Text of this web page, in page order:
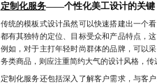
定制化服务——个性化美工设计的关键
传统的模板式设计虽然可以快速搭建出一个
都有其独特的定位、目标受众和产品特点，
例如，对于主打年轻时尚群体的品牌，可以
务类商品，则应注重简约大气的设计风格，传
定制化服务还包括深入了解客户需求，与客